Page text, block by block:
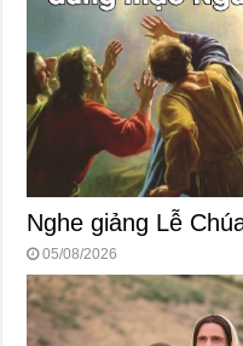
Nghe giảng Lễ
05/08/2026